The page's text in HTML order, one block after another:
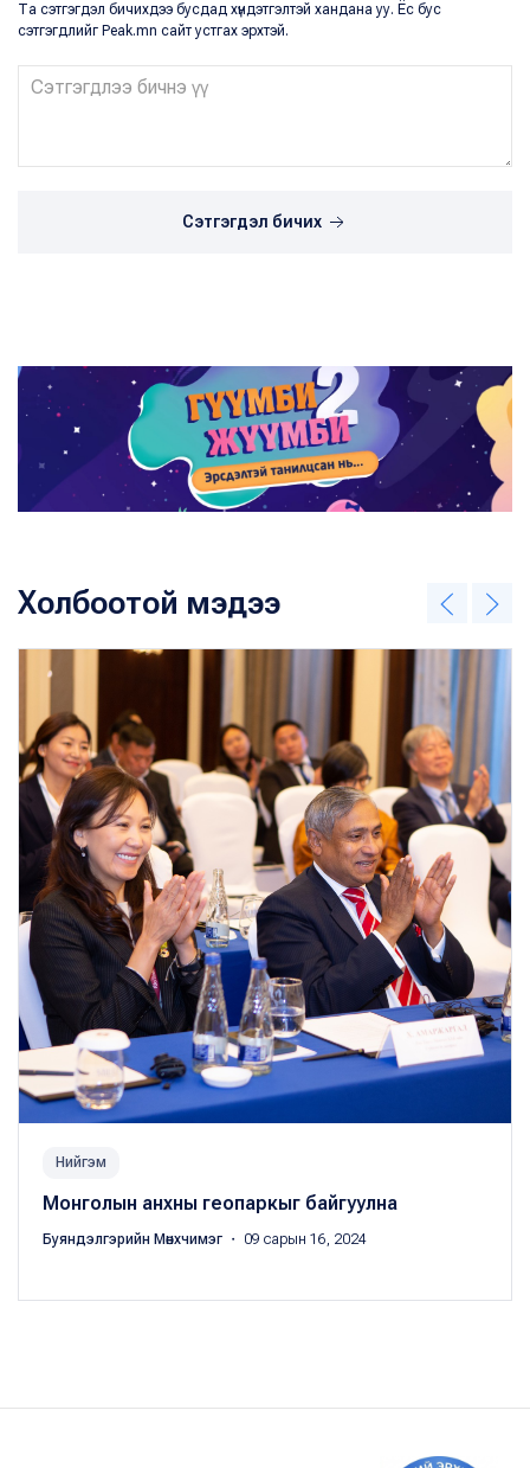
Та сэтгэгдэл бичихдээ бусдад хүндэтгэлтэй хандана уу. Ёс бус
сэтгэгдлийг Peak.mn сайт устгах эрхтэй.
Сэтгэгдэл бичих
Холбоотой мэдээ
Нийгэм
Монголын анхны геопаркыг байгуулна
Буяндэлгэрийн Мөнхчимэг ・ 09 сарын 16, 2024